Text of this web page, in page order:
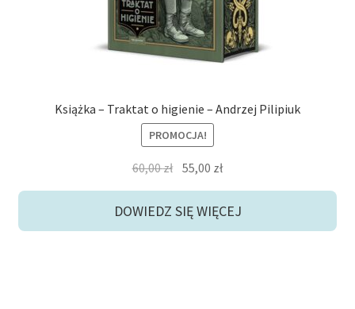
Książka – Traktat o higienie – Andrzej Pilipiuk
PROMOCJA!
60,00zł Pierwotna
cena
wynosiła:
55,00 złAktualna
cena
wynosi:
DOWIEDZ SIĘ WIĘCEJ